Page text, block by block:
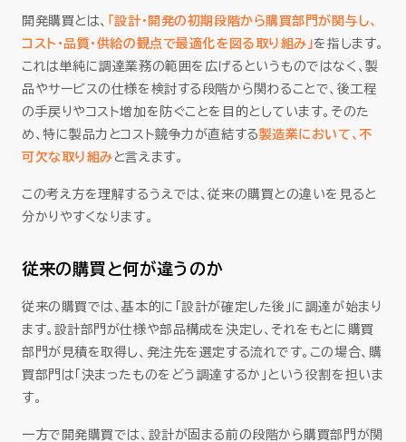
EN
原因となる「分断」にメスを入れるのが開発購買
3．開発購買を成功させるためには
どうすれば「仕組み」が整うか
まとめ
開発購買とは、 「設計・開発の初期段階から購買部門が関与し、
コスト・品質・供給の観点で最適化を図る取り組み」を指します。
これは単純に調達業務の範囲を広げるというものではなく、製
品やサービスの仕様を検討する段階から関わることで、後工程
の手戻りやコスト増加を防ぐことを目的としています。そのた
め、特に製品力とコスト競争力が直結する製造業において、不
可欠な取り組み と言えます。
この考え方を理解するうえでは、従来の購買との違いを見ると
分かりやすくなります。
従来の購買と何が違うのか
従来の購買では、基本的に「設計が確定した後」に調達が始まり
ます。設計部門が仕様や部品構成を決定し、それをもとに購買
部門が見積を取得し、発注先を選定する流れです。この場合、購
買部門は「決まったものをどう調達するか」という役割を担いま
す。
一方で開発購買では、設計が固まる前の段階から購買部門が関